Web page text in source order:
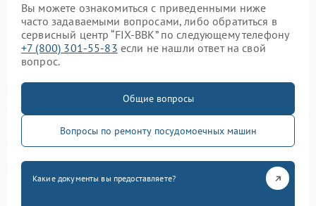
Вы можете ознакомиться с приведенными ниже
часто задаваемыми вопросами, либо обратиться в
сервисный центр “FIX-BBK” по следующему телефону
+7 (800) 301-55-83 если не нашли ответ на свой
вопрос.
Общие вопросы
Вопросы по ремонту посудомоечных машин
Какие документы вы предоставляете?